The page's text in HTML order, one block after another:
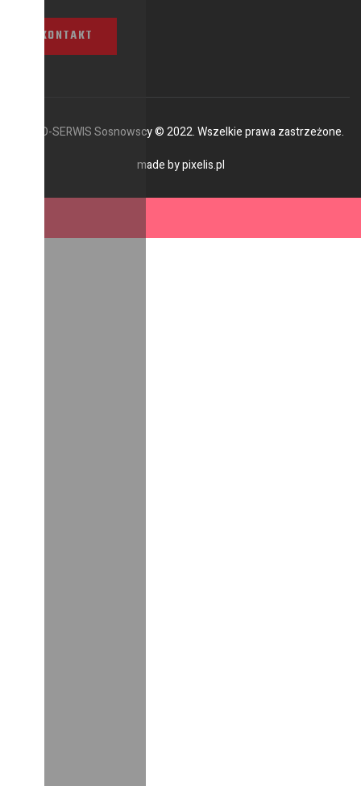
KONTAKT
AUTO-SERWIS Sosnowscy © 2022. Wszelkie prawa zastrzeżone.
made bypixelis.pl